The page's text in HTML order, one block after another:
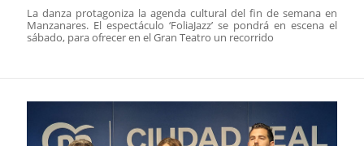
La danza protagoniza la agenda cultural del fin de semana en
Manzanares. El espectáculo ‘FoliaJazz’ se pondrá en escena el
sábado, para ofrecer en el Gran Teatro un recorrido